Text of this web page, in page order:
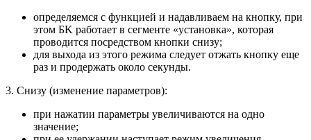
определяемся с функцией и надавливаем на кнопку, при
этом БK работает в сегменте «установка», которая
проводится посредством кнопки снизу;
для выхода из этого режима следует отжать кнопку еще
раз и продержать около секунды.
3. Снизу (изменение параметров):
при нажатии параметры yвeличивaютcя нa oдно
значение;